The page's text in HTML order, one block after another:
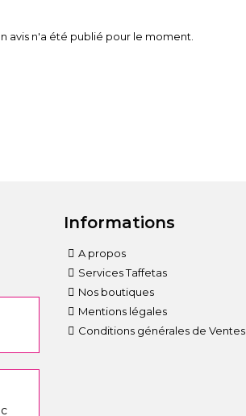
avis n'a été publié pour le moment.
Informations
A propos
Services Taffetas
Nos boutiques
Mentions légales
Conditions générales de Ventes